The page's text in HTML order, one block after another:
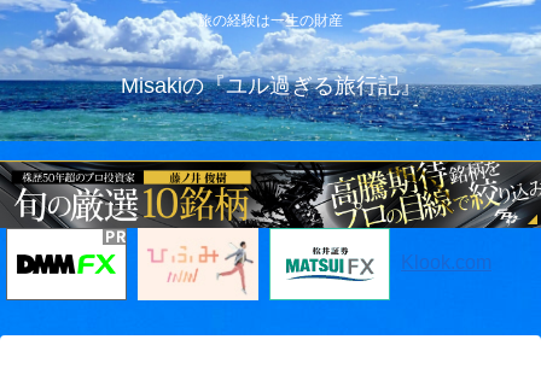
旅の経験は一生の財産
Misakiの『ユル過ぎる旅行記』
Klook.com